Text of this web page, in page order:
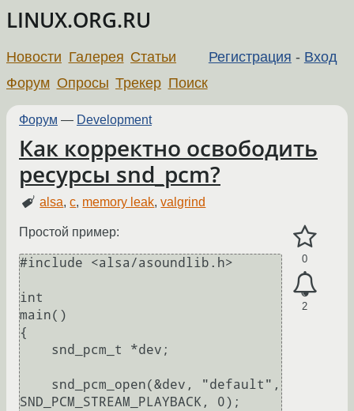
LINUX.ORG.RU
Регистрация - Вход
Новости Галерея Статьи
Форум Опросы Трекер Поиск
Форум — Development
Как корректно освободить
ресурсы snd_pcm?
alsa,c, memory leak,valgrind
0
2
Простой пример:
#include <alsa/asoundlib.h>
int
main()
{
SND_PCM_STREAM_PLAYBACK, 0);